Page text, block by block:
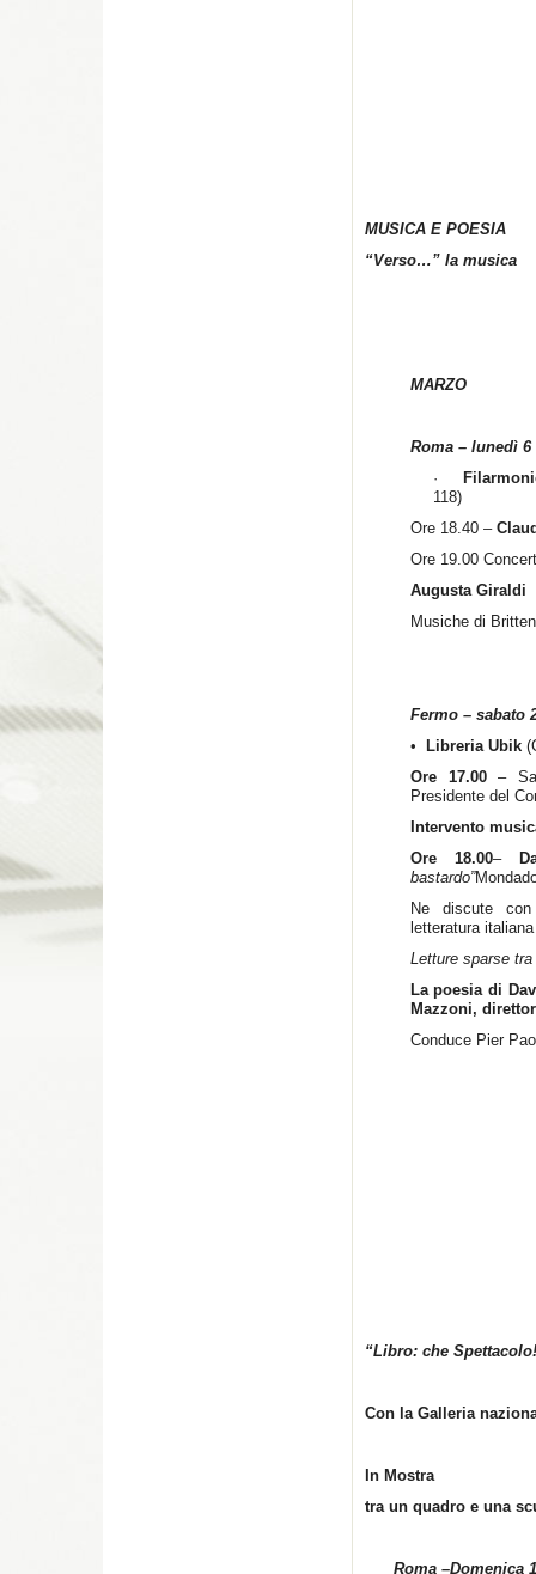
MUSICA E POESIA
“Verso…” la musica
MARZO
Roma – lunedì 6
·
118)
Ore 18.40 –
Ore 19.00
Augusta Giraldi
Musiche di
Fermo – sabato
•
Libreria Ubik
Ore 17.00–
Presidente del
Intervento
Ore 18.00–
bastardo”
Ne discute
letteratura
Letture sparse
La poesia di
Mazzoni,
Conduce Pier
“Libro: che
Con la Galleria
In Mostra
tra un quadro e una
Roma –Domenica